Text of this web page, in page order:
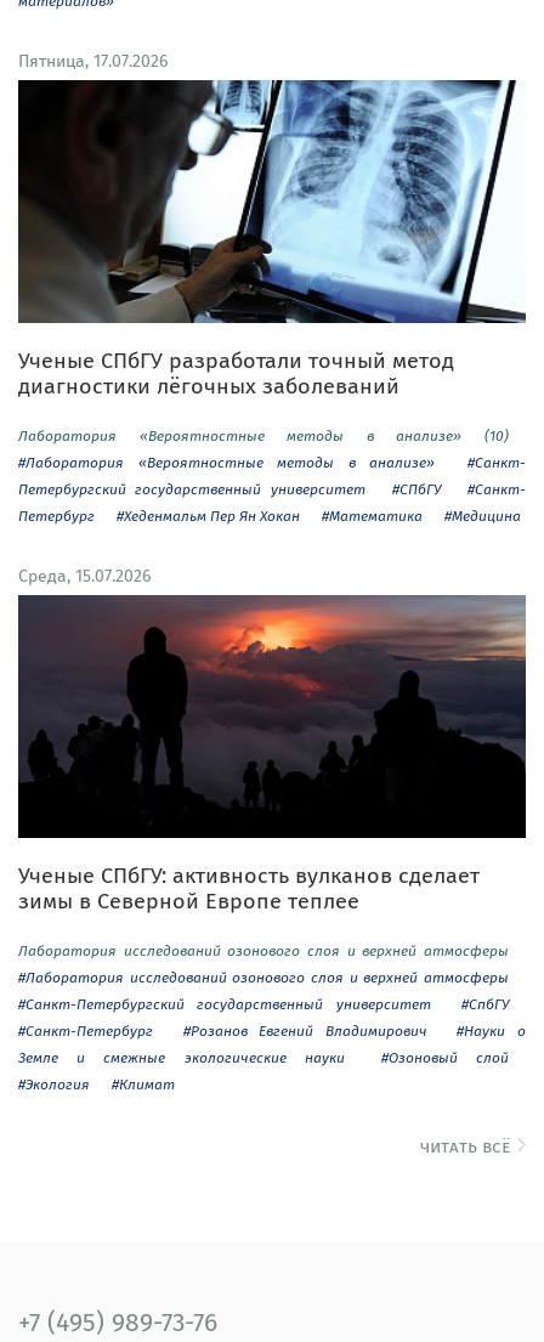
Пятница, 17.07.2026
Ученые СПбГУ разработали точный метод
диагностики лёгочных заболеваний
Лаборатория «Вероятностные методы в анализе» (10)
#Лаборатория «Вероятностные методы в анализе»
#Санкт-
Петербургский государственный университет
#СПбГУ
#Санкт-
Петербург
#Хеденмальм Пер Ян Хокан #Математика #Медицина
Среда, 15.07.2026
Ученые СПбГУ: активность вулканов сделает
зимы в Северной Европе теплее
Лаборатория исследований озонового слоя и верхней атмосферы
#Лаборатория исследований озонового слоя и верхней атмосферы
#Санкт-Петербургский государственный университет
#СпбГУ
#Санкт-Петербург
#Розанов Евгений Владимирович
#Науки о
Земле и смежные экологические науки
#Озоновый слой
#Экология
#Климат
читать всё
+7 (495) 989-73-76